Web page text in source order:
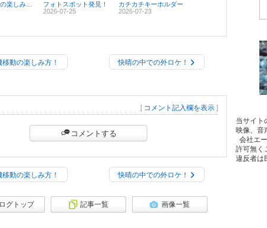
フォトスポット発見！
2026-07-25
カチカチキーホルダー
2026-07-23
動の楽しみ方！ 快晴の中での外ロケ！
[ コメント記入欄を表示 ]
コメントする
動の楽しみ方！ 快晴の中での外ロケ！
グトップ 記事一覧 画像一覧
当サイト
映像、音
会社エ
許可無く
違反者は